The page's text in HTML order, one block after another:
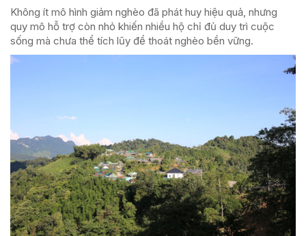
Không ít mô hình giảm nghèo đã phát huy hiệu quả, nhưng
quy mô hỗ trợ còn nhỏ khiến nhiều hộ chỉ đủ duy trì cuộc
sống mà chưa thể tích lũy để thoát nghèo bền vững.